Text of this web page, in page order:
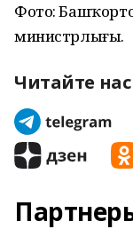
Фото:
министрлығы.
Читайте нас